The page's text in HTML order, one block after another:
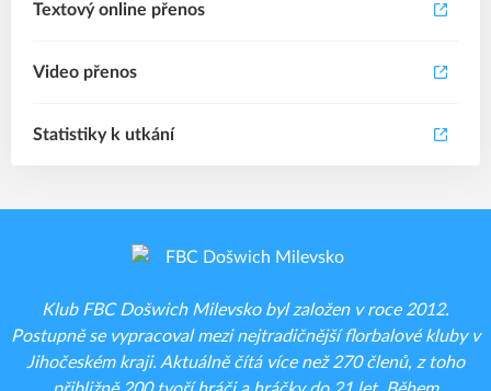
Textový online přenos
Video přenos
Statistiky k utkání
Klub FBC Došwich Milevsko byl založen v roce 2012.
Postupně se vypracoval mezi nejtradičnější florbalové kluby v
Jihočeském kraji. Aktuálně čítá více než 270 členů, z toho